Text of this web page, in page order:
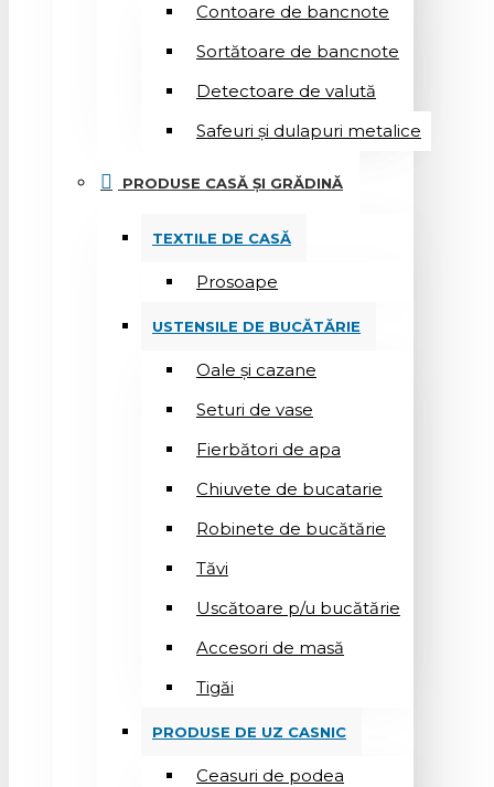
Contoare de bancnote
Sortătoare de bancnote
Detectoare de valută
Safeuri și dulapuri metalice
PRODUSE CASĂ ȘI GRĂDINĂ
TEXTILE DE CASĂ
Prosoape
USTENSILE DE BUCĂTĂRIE
Oale și cazane
Seturi de vase
Fierbători de apa
Chiuvete de bucatarie
Robinete de bucătărie
Tăvi
Uscătoare p/u bucătărie
Accesori de masă
Tigăi
PRODUSE DE UZ CASNIC
Ceasuri de podea